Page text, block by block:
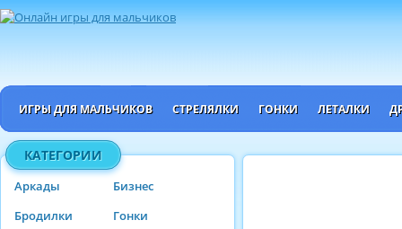
ИГРЫ ДЛЯ МАЛЬЧИКОВ СТРЕЛЯЛКИ ГОНКИ ЛЕТАЛКИ
КАТЕГОРИИ
Аркады
Бизнес
Бродилки
Гонки